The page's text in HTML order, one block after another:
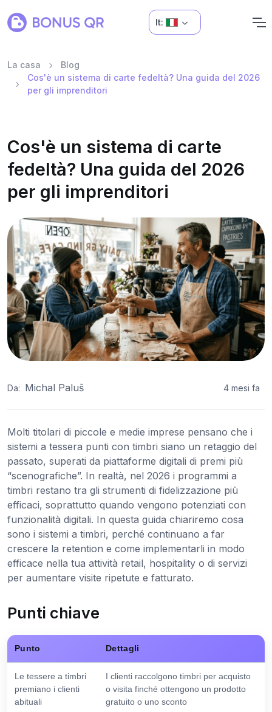
It:
La casa
Blog
Cos'è un sistema di carte fedeltà? Una guida del 2026
per gli imprenditori
Cos'è un sistema di carte
fedeltà? Una guida del 2026
per gli imprenditori
Da: Michal Paluš 4 mesi fa
Molti titolari di piccole e medie imprese pensano che i
sistemi a tessera punti con timbri siano un retaggio del
passato, superati da piattaforme digitali di premi più
“scenografiche”. In realtà, nel 2026 i programmi a
timbri restano tra gli strumenti di fidelizzazione più
efficaci, soprattutto quando vengono potenziati con
funzionalità digitali. In questa guida chiariremo cosa
sono i sistemi a timbri, perché continuano a far
crescere la retention e come implementarli in modo
efficace nella tua attività retail, hospitality o di servizi
per aumentare visite ripetute e fatturato.
Punti chiave
Punto Dettagli
Le tessere a timbri
premiano i clienti
abituali
I clienti raccolgono timbri per acquisto
o visita finché ottengono un prodotto
gratuito o uno sconto